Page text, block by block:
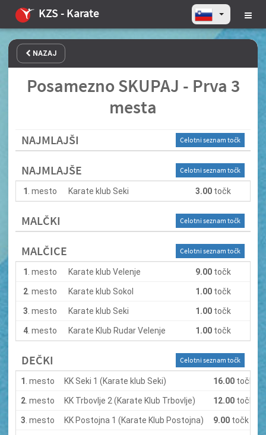
KZS - Karate
NAZAJ
Posamezno SKUPAJ - Prva 3
mesta
NAJMLAJŠI Celotni seznam točk
NAJMLAJŠE Celotni seznam točk
1 . mesto Karate klub Seki 3.00 točk
MALČKI Celotni seznam točk
MALČICE Celotni seznam točk
1 . mesto Karate klub Velenje 9.00 točk
2. mesto Karate klub Sokol 1.00 točk
3 . mesto Karate klub Seki 1.00 točk
4. mesto Karate Klub Rudar Velenje 1.00 točk
DEČKI Celotni seznam točk
1 . mesto KK Seki 1 (Karate klub Seki) 16.00 točk
2 . mesto KK Trbovlje 2 (Karate Klub Trbovlje) 12.00 točk
3 . mesto KK Postojna 1 (Karate Klub Postojna) 9.00 točk